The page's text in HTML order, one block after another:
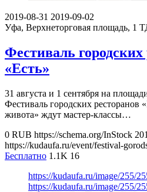
2019-08-31 2019-09-02
Уфа, Верхнеторговая площадь, 1
Фестиваль городских
«Есть»
31 августа и 1 сентября на
Фестиваль городских ресторанов
живота» ждут мастер-классы…
0 RUB https://schema.org/InStock
https://kudaufa.ru/event/festival-
Бесплатно 1.1K 16
https://kudaufa.ru/image/255/
https://kudaufa.ru/image/255/